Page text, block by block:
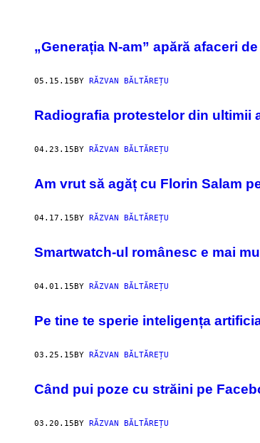
POSTS
THIS
AUTHOR
„Generația N-am” apără afaceri
05.15.15 BY RĂZVAN BĂLTĂREȚU
Radiografia protestelor din ultimii
04.23.15 BY RĂZVAN BĂLTĂREȚU
Am vrut să agăț cu Florin Salam
04.17.15 BY RĂZVAN BĂLTĂREȚU
Smartwatch-ul românesc e mai
04.01.15 BY RĂZVAN BĂLTĂREȚU
Pe tine te sperie inteligența
03.25.15 BY RĂZVAN BĂLTĂREȚU
Când pui poze cu străini pe
03.20.15 BY RĂZVAN BĂLTĂREȚU